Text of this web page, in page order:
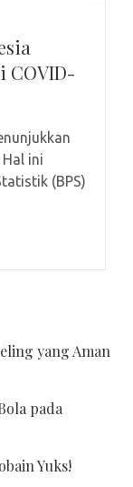
COVID-
ini
(BPS)
yang Aman
pada
Yuks!